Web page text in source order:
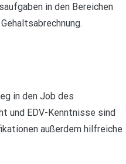
in den Bereichen
in den Job des
und EDV-Kenntnisse sind
außerdem hilfreiche